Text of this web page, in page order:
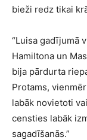
bieži redz tikai
“Luisa gadījumā
Hamiltona un
bija pārdurta
Protams,
labāk novietoti
censties labāk
sagadīšanās.”